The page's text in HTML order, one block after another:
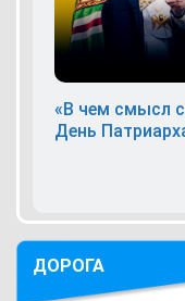
«В чем смысл
День
ДОРОГА